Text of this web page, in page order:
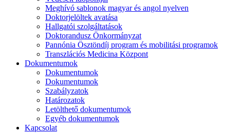
Meghívó sablonok magyar és angol nyelven
Doktorjelöltek avatása
Hallgatói szolgáltatások
Doktorandusz Önkormányzat
Pannónia Ösztöndíj program és mobilitási programok
Transzlációs Medicina Központ
Dokumentumok
Dokumentumok
Dokumentumok
Szabályzatok
Határozatok
Letölthető dokumentumok
Egyéb dokumentumok
Kapcsolat